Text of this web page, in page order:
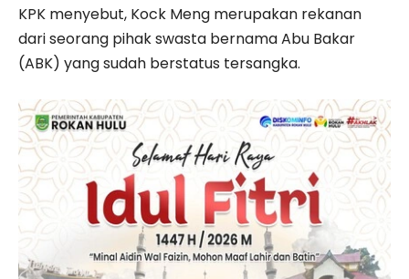
KPK menyebut, Kock Meng merupakan rekanan
dari seorang pihak swasta bernama Abu Bakar
(ABK) yang sudah berstatus tersangka.